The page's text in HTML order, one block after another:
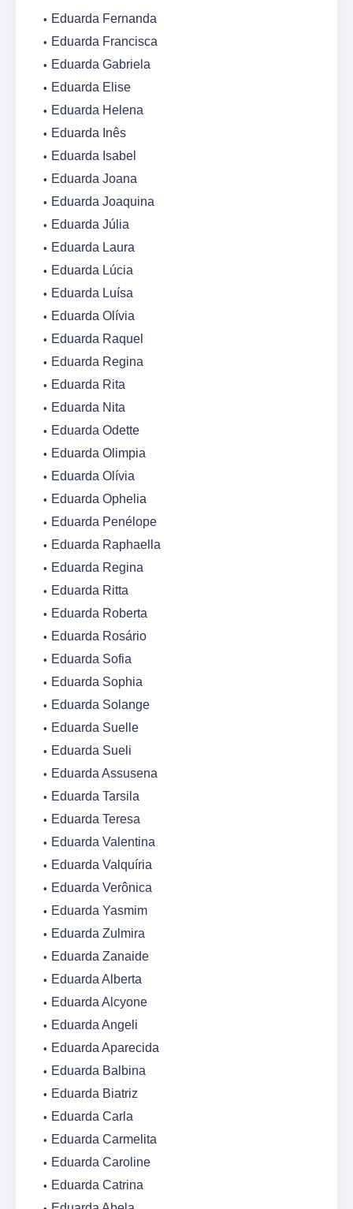
Eduarda Fernanda
Eduarda Francisca
Eduarda Gabriela
Eduarda Elise
Eduarda Helena
Eduarda Inês
Eduarda Isabel
Eduarda Joana
Eduarda Joaquina
Eduarda Júlia
Eduarda Laura
Eduarda Lúcia
Eduarda Luísa
Eduarda Olívia
Eduarda Raquel
Eduarda Regina
Eduarda Rita
Eduarda Nita
Eduarda Odette
Eduarda Olimpia
Eduarda Olívia
Eduarda Ophelia
Eduarda Penélope
Eduarda Raphaella
Eduarda Regina
Eduarda Ritta
Eduarda Roberta
Eduarda Rosário
Eduarda Sofia
Eduarda Sophia
Eduarda Solange
Eduarda Suelle
Eduarda Sueli
Eduarda Assusena
Eduarda Tarsila
Eduarda Teresa
Eduarda Valentina
Eduarda Valquíria
Eduarda Verônica
Eduarda Yasmim
Eduarda Zulmira
Eduarda Zanaide
Eduarda Alberta
Eduarda Alcyone
Eduarda Angeli
Eduarda Aparecida
Eduarda Balbina
Eduarda Biatriz
Eduarda Carla
Eduarda Carmelita
Eduarda Caroline
Eduarda Catrina